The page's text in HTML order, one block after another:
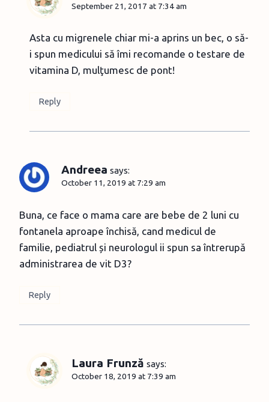
September 21, 2017 at 7:34 am
Asta cu migrenele chiar mi-a aprins un bec, o să-
i spun medicului să îmi recomande o testare de
vitamina D, mulţumesc de pont!
Reply
Andreea says:
October 11, 2019 at 7:29 am
Buna, ce face o mama care are bebe de 2 luni cu
fontanela aproape închisă, cand medicul de
familie, pediatrul și neurologul ii spun sa întrerupă
administrarea de vit D3?
Reply
Laura Frunză says:
October 18, 2019 at 7:39 am